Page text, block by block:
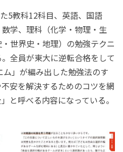
5教科12科目、英語、国語
数学、理科（化学・物理・生
世界史・地理）の勉強テクニ
全員が東大に逆転合格をして
」が編み出した勉強法のす
安を解決するためのコツを網
と呼べる内容になっている。